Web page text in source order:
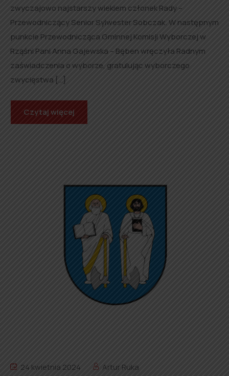
zwyczajowo najstarszy wiekiem członek Rady –
Przewodniczący Senior Sylwester Sobczak. W następnym
punkcie Przewodnicząca Gminnej Komisji Wyborczej w
Rząśni Pani Anna Gajewska – Bęben wręczyła Radnym
zaświadczenia o wyborze, gratulując wyborczego
zwycięstwa […]
Czytaj więcej
24 kwietnia 2024 Artur Ruka